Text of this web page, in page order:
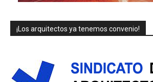
¡Los arquitectos ya tenemos convenio!